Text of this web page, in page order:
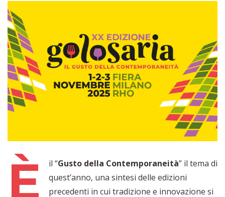
È il “Gusto della Contemporaneità” il tema di
quest’anno, una sintesi delle edizioni
precedenti in cui tradizione e innovazione si